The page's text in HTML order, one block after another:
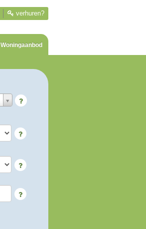
Woningaanbod
verhuren?